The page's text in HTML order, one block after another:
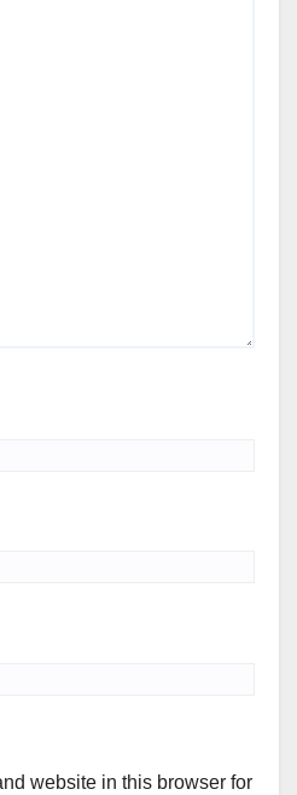
website in this browser for